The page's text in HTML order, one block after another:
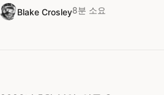
Blake Crosley8분 소요